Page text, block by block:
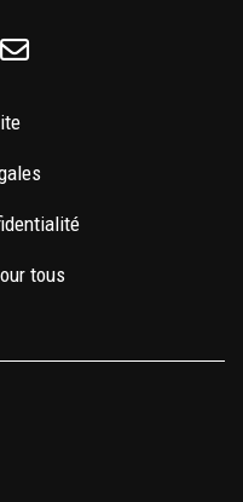
Newsletter
tous